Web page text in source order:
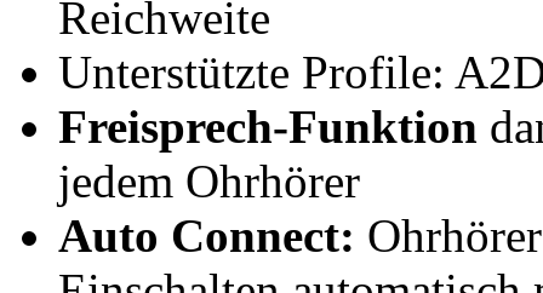
Reichweite
Unterstützte Profile:
Freisprech-Funktion
jedem Ohrhörer
Auto Connect: